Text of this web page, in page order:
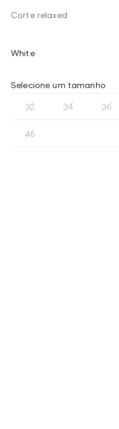
Corte relaxed
White
Selecione um tamanho
32 34 36
46